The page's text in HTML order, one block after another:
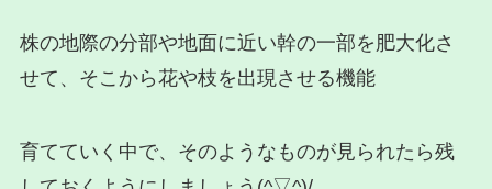
株の地際の分部や地面に近い幹の一部を肥大化さ
せて、そこから花や枝を出現させる機能
育てていく中で、そのようなものが見られたら残